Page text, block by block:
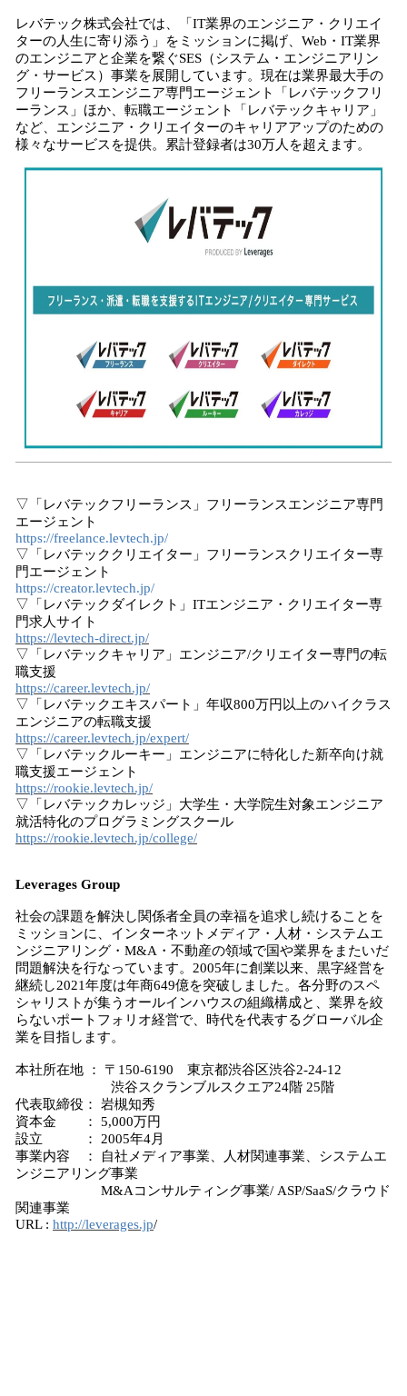
レバテック株式会社では、「IT業界のエンジニア・クリエイ
ターの人生に寄り添う」をミッションに掲げ、Web・IT業界
のエンジニアと企業を繋ぐSES（システム・エンジニアリン
グ・サービス）事業を展開しています。現在は業界最大手の
フリーランスエンジニア専門エージェント「レバテックフリ
ーランス」ほか、転職エージェント「レバテックキャリア」
など、エンジニア・クリエイターのキャリアアップのための
様々なサービスを提供。累計登録者は30万人を超えます。
▽「レバテックフリーランス」フリーランスエンジニア専門
エージェント
https://freelance.levtech.jp/
▽「レバテッククリエイター」フリーランスクリエイター専
門エージェント
https://creator.levtech.jp/
▽「レバテックダイレクト」ITエンジニア・クリエイター専
門求人サイト
https://levtech-direct.jp/
▽「レバテックキャリア」エンジニア/クリエイター専門の転
職支援
https://career.levtech.jp/
▽「レバテックエキスパート」年収800万円以上のハイクラス
エンジニアの転職支援
https://career.levtech.jp/expert/
▽「レバテックルーキー」エンジニアに特化した新卒向け就
職支援エージェント
https://rookie.levtech.jp/
▽「レバテックカレッジ」大学生・大学院生対象エンジニア
就活特化のプログラミングスクール
https://rookie.levtech.jp/college/
Leverages Group
社会の課題を解決し関係者全員の幸福を追求し続けることを
ミッションに、インターネットメディア・人材・システムエ
ンジニアリング・M&A・不動産の領域で国や業界をまたいだ
問題解決を行なっています。2005年に創業以来、黒字経営を
継続し2021年度は年商649億を突破しました。各分野のスペ
シャリストが集うオールインハウスの組織構成と、業界を絞
らないポートフォリオ経営で、時代を代表するグローバル企
業を目指します。
本社所在地 ： 〒150-6190 東京都渋谷区渋谷2-24-12
渋谷スクランブルスクエア24階 25階
代表取締役： 岩槻知秀
資本金 ： 5,000万円
設立 ： 2005年4月
事業内容 ： 自社メディア事業、人材関連事業、システムエ
ンジニアリング事業
M&Aコンサルティング事業/ ASP/SaaS/クラウド
関連事業
URL : http://leverages.jp/